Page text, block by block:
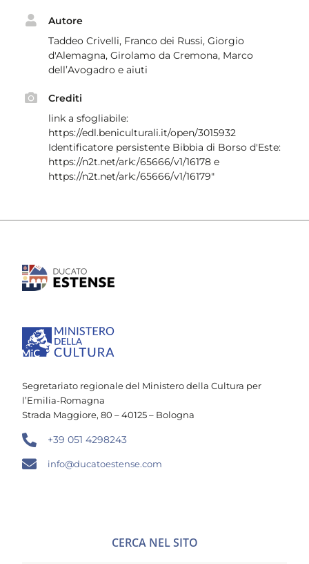
Autore
Taddeo Crivelli, Franco dei Russi, Giorgio
d'Alemagna, Girolamo da Cremona, Marco
dell’Avogadro e aiuti
Crediti
link a sfogliabile:
https://edl.beniculturali.it/open/3015932
Identificatore persistente Bibbia di Borso d'Este:
https://n2t.net/ark:/65666/v1/16178 ​ e
https://n2t.net/ark:/65666/v1/16179"
Segretariato regionale del Ministero della Cultura per
l’Emilia-Romagna
Strada Maggiore, 80 – 40125 – Bologna
+39 051 4298243
info@ducatoestense.com
CERCA NEL SITO